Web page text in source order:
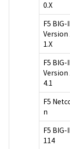
0.X
F5 BIG-
Version
1.X
F5 BIG-
Version
4.1
F5
n
F5 BIG-
114